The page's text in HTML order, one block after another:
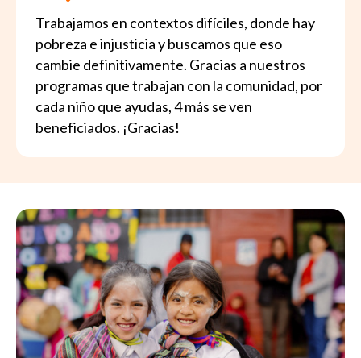
Trabajamos en contextos difíciles, donde hay
pobreza e injusticia y buscamos que eso
cambie definitivamente. Gracias a nuestros
programas que trabajan con la comunidad, por
cada niño que ayudas, 4 más se ven
beneficiados. ¡Gracias!